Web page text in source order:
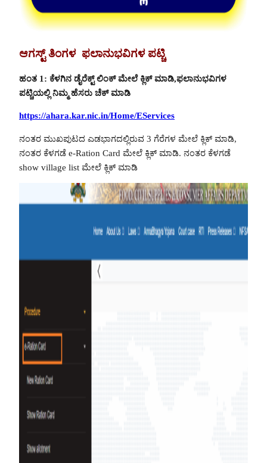
ಆಗಸ್ಟ್ ತಿಂಗಳ ಫಲಾನುಭವಿಗಳ ಪಟ್ಚಿ
ಹಂತ 1: ಕೆಳಗಿನ ಡೈರೆಕ್ಟ್ ಲಿಂಕ್ ಮೇಲೆ ಕ್ಲಿಕ್ ಮಾಡಿ,ಫಲಾನುಭವಿಗಳ
ಪಟ್ಚಿಯಲ್ಲಿ ನಿಮ್ಮ ಹೆಸರು ಚೆಕ್ ಮಾಡಿ
https://ahara.kar.nic.in/Home/EServices
ನಂತರ ಮುಖಪುಟದ ಎಡಭಾಗದಲ್ಲಿರುವ 3 ಗೆರೆಗಳ ಮೇಲೆ ಕ್ಲಿಕ್ ಮಾಡಿ,
ನಂತರ ಕೆಳಗಡೆ e-Ration Card ಮೇಲೆ ಕ್ಲಿಕ್ ಮಾಡಿ. ನಂತರ ಕೆಳಗಡೆ
show village list ಮೇಲೆ ಕ್ಲಿಕ್ ಮಾಡಿ